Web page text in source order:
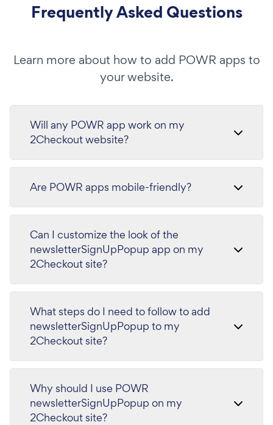
Frequently Asked Questions
Learn more about how to add POWR apps to
your website.
Will any POWR app work on my
2Checkout website?
Are POWR apps mobile-friendly?
Can I customize the look of the
newsletterSignUpPopup app on my
2Checkout site?
What steps do I need to follow to add
newsletterSignUpPopup to my
2Checkout site?
Why should I use POWR
newsletterSignUpPopup on my
2Checkout site?